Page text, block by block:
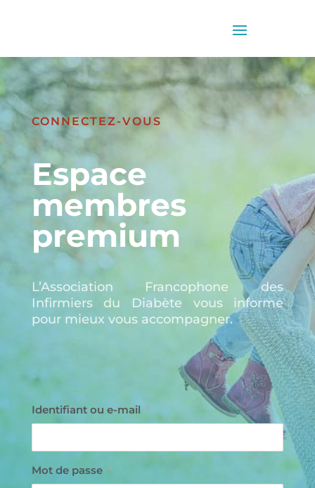
CONNECTEZ-VOUS
Espace
membres
premium
L’Association Francophone des
Infirmiers du Diabète vous informe
pour mieux vous accompagner.
Identifiant ou e-mail *
Mot de passe *